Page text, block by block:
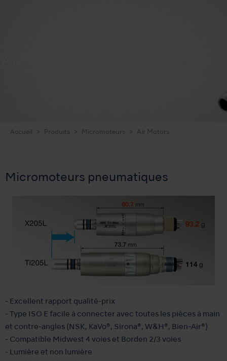
Accueil Produits Micromoteurs Air Motors
Micromoteurs pneumatiques
- Excellent rapport qualité-prix
- Type ISO E facile à connecter avec toutes les pièces à main
et contre-angles (NSK, KaVo®, Sirona®, W&H®, Bien-Air®)
- Compatible Midwest 4 voies et Borden 2/3 voies
- Lumière et non lumière